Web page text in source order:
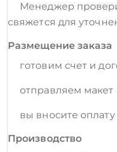
Менеджер
свяжется для
Размещение заказа
готовим счет и
отправляем макет
вы вносите оплату
Производство